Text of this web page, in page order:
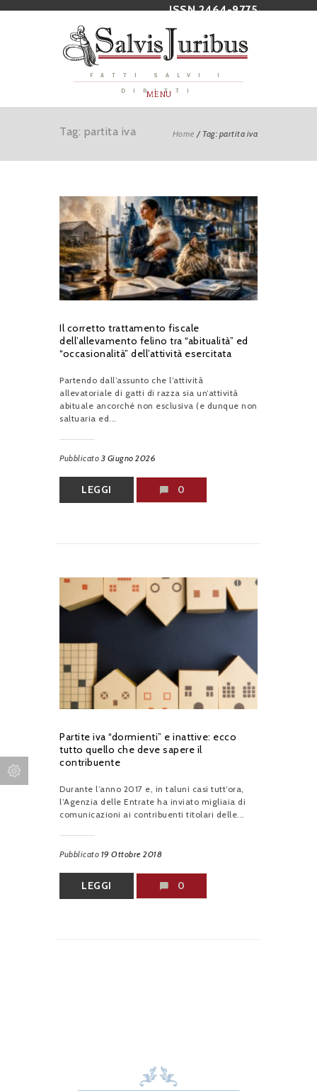
ISSN 2464-9775
FATTI SALVI I
DIRITTI
MENU
Home / Tag: partita iva
Tag: partita iva
Il corretto trattamento fiscale
dell’allevamento felino tra “abitualità” ed
“occasionalità” dell’attività esercitata
Partendo dall’assunto che l’attività
allevatoriale di gatti di razza sia un’attività
abituale ancorché non esclusiva (e dunque non
saltuaria ed...
Pubblicato 3 Giugno 2026
LEGGI 0
Partite iva “dormienti” e inattive: ecco
tutto quello che deve sapere il
contribuente
Durante l’anno 2017 e, in taluni casi tutt’ora,
l’Agenzia delle Entrate ha inviato migliaia di
comunicazioni ai contribuenti titolari delle...
Pubblicato 19 Ottobre 2018
LEGGI 0